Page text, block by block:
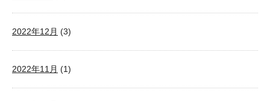
2022年12月 (3)
2022年11月 (1)